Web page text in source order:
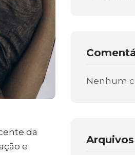
da
e
Nenhum
Arquivos